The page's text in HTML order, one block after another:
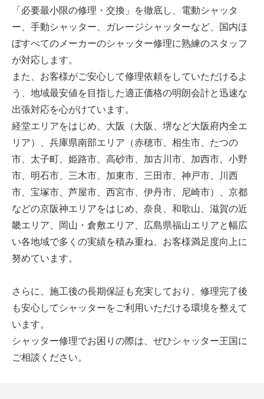
「必要最小限の修理・交換」を徹底し、電動シャッタ
ー、手動シャッター、ガレージシャッターなど、国内ほ
ぼすべてのメーカーのシャッター修理に熟練のスタッフ
が対応します。
また、お客様がご安心して修理依頼をしていただけるよ
う、地域最安値を目指した適正価格の明朗会計と迅速な
出張対応を心がけています。
経堂エリアをはじめ、大阪（大阪、堺など大阪府内全エ
リア）、兵庫県南部エリア（赤穂市、相生市、たつの
市、太子町、姫路市、高砂市、加古川市、加西市、小野
市、明石市、三木市、加東市、三田市、神戸市、川西
市、宝塚市、芦屋市、西宮市、伊丹市、尼崎市）、京都
などの京阪神エリアをはじめ、奈良、和歌山、滋賀の近
畿エリア、岡山・倉敷エリア、広島県福山エリアと幅広
い各地域で多くの実績を積み重ね、お客様満足度向上に
努めています。
さらに、施工後の長期保証も充実しており、修理完了後
も安心してシャッターをご利用いただける環境を整えて
います。
シャッター修理でお困りの際は、ぜひシャッター王国に
ご相談ください。